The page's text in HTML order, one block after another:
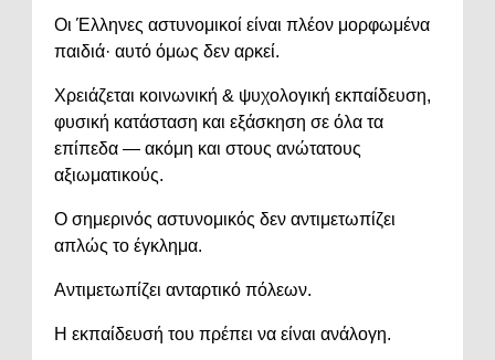
Οι Έλληνες αστυνομικοί είναι πλέον μορφωμένα
παιδιά· αυτό όμως δεν αρκεί.
Χρειάζεται κοινωνική & ψυχολογική εκπαίδευση,
φυσική κατάσταση και εξάσκηση σε όλα τα
επίπεδα — ακόμη και στους ανώτατους
αξιωματικούς.
Ο σημερινός αστυνομικός δεν αντιμετωπίζει
απλώς το έγκλημα.
Αντιμετωπίζει ανταρτικό πόλεων.
Η εκπαίδευσή του πρέπει να είναι ανάλογη.